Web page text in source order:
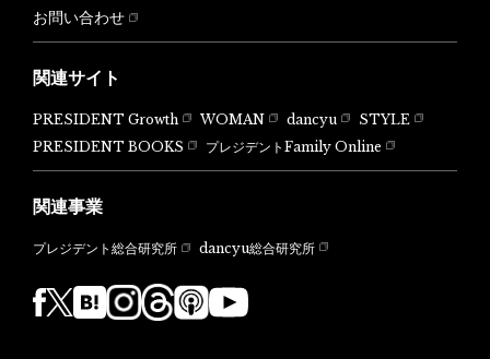
お問い合わせ
関連サイト
PRESIDENT Growth WOMAN dancyu
STYLE
PRESIDENT BOOKS
プレジデントFamily Online
関連事業
プレジデント総合研究所 dancyu総合研究所